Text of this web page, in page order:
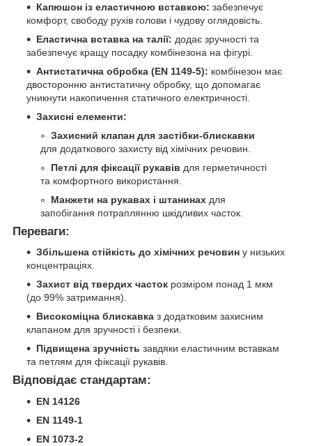
Капюшон із еластичною вставкою: забезпечує
комфорт, свободу рухів голови і чудову оглядовість.
Еластична вставка на талії: додає зручності та
забезпечує кращу посадку комбінезона на фігурі.
Антистатична обробка (EN 1149-5): комбінезон має
двосторонню антистатичну обробку, що допомагає
уникнути накопичення статичного електричності.
Захисні елементи:
Захисний клапан для застібки-блискавки
для додаткового захисту від хімічних речовин.
Петлі для фіксації рукавів для герметичності
та комфортного використання.
Манжети на рукавах і штанинах для
запобігання потраплянню шкідливих часток.
Переваги:
Збільшена стійкість до хімічних речовин у низьких
концентраціях.
Захист від твердих часток розміром понад 1 мкм
(до 99% затримання).
Високоміцна блискавка з додатковим захисним
клапаном для зручності і безпеки.
Підвищена зручність завдяки еластичним вставкам
та петлям для фіксації рукавів.
Відповідає стандартам:
EN 14126
EN 1149-1
EN 1073-2